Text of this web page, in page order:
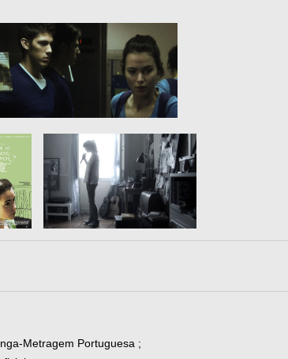
Metragem Portuguesa ;